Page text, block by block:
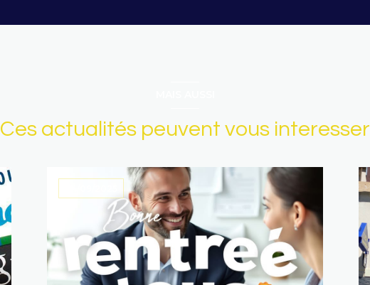
Ces actualités peuvent vous interesser